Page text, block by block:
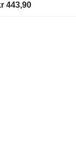
443,90